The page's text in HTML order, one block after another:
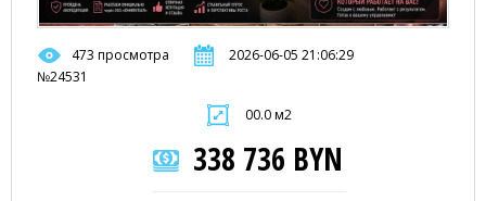
473 просмотра
2026-06-05 21:06:29
№24531
00.0 м2
338 736 BYN